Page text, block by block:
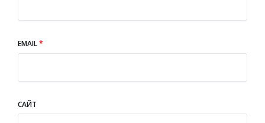
EMAIL*
САЙТ